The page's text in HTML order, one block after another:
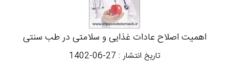
اهمیت اصلاح عادات غذایی و سلامتی در طب سنتی
تاریخ انتشار : 1402-06-27